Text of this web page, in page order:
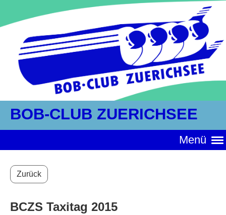
BOB-CLUB ZUERICHSEE
Menü
Zurück
BCZS Taxitag 2015